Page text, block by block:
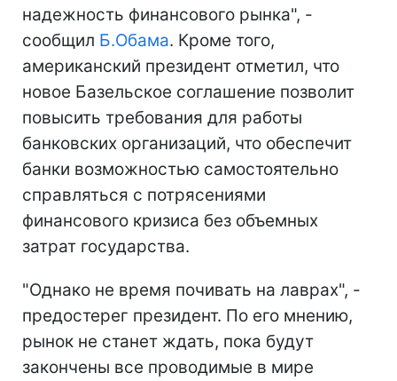
надежность финансового рынка", -
сообщил Б.Обама. Кроме того,
американский президент отметил, что
новое Базельское соглашение позволит
повысить требования для работы
банковских организаций, что обеспечит
банки возможностью самостоятельно
справляться с потрясениями
финансового кризиса без объемных
затрат государства.
"Однако не время почивать на лаврах", -
предостерег президент. По его мнению,
рынок не станет ждать, пока будут
закончены все проводимые в мире